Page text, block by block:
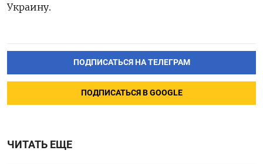
Украину.
ПОДПИСАТЬСЯ НА ТЕЛЕГРАМ
ПОДПИСАТЬСЯ В GOOGLE
ЧИТАТЬ ЕЩЕ